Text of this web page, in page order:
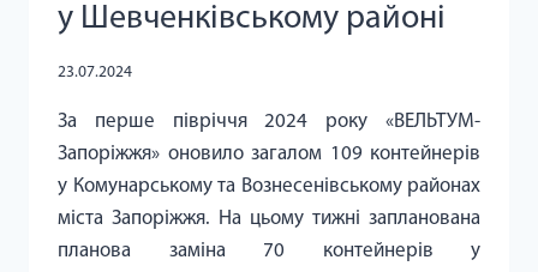
у Шевченківському районі
23.07.2024
За перше півріччя 2024 року «ВЕЛЬТУМ-
Запоріжжя» оновило загалом 109 контейнерів
у Комунарському та Вознесенівському районах
міста Запоріжжя. На цьому тижні запланована
планова заміна 70 контейнерів у